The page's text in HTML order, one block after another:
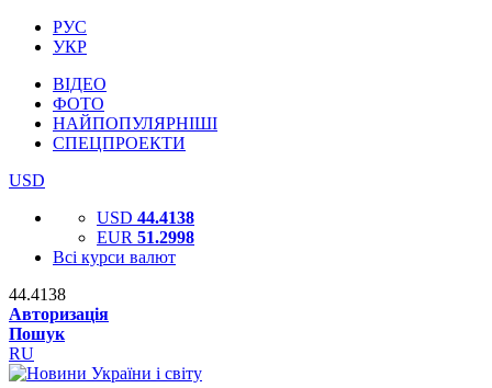
РУС
УКР
ВІДЕО
ФОТО
НАЙПОПУЛЯРНІШІ
СПЕЦПРОЕКТИ
USD
USD 44.4138
EUR 51.2998
Всі курси валют
44.4138
Авторизація
Пошук
RU